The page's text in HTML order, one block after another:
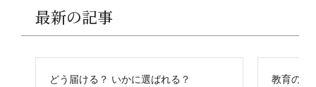
最新の記事
どう届ける？ いかに選ばれる？ 教育の再